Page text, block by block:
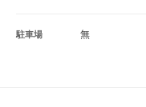
駐車場 無